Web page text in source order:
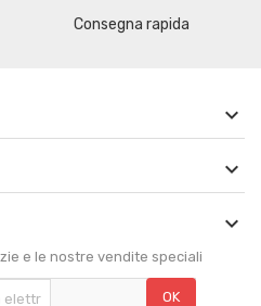
Consegna rapida



e le nostre vendite speciali